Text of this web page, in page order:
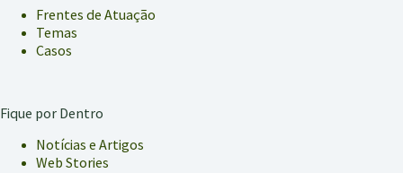
Frentes de Atuação
Temas
Casos
Fique por Dentro
Notícias e Artigos
Web Stories